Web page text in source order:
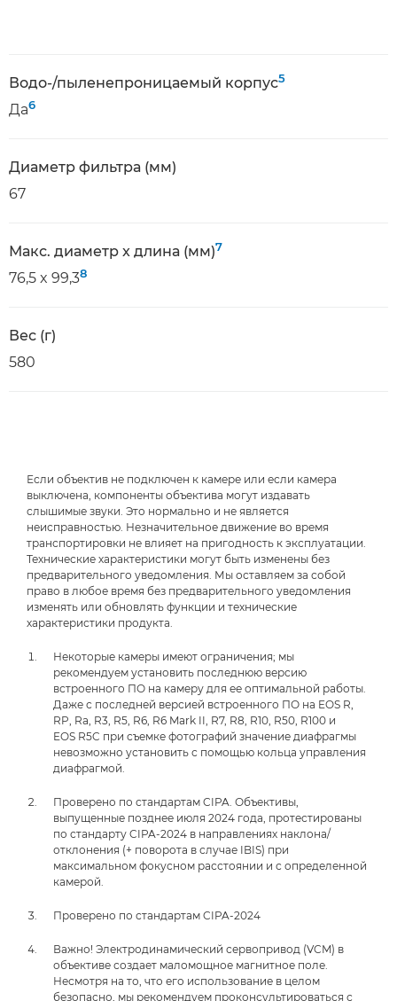
Водо-/пыленепроницаемый корпус5
Да6
Диаметр фильтра (мм)
67
Макс. диаметр x длина (мм)7
76,5 x 99,38
Вес (г)
580
Если объектив не подключен к камере или если камера
выключена, компоненты объектива могут издавать
слышимые звуки. Это нормально и не является
неисправностью. Незначительное движение во время
транспортировки не влияет на пригодность к эксплуатации.
Технические характеристики могут быть изменены без
предварительного уведомления. Мы оставляем за собой
право в любое время без предварительного уведомления
изменять или обновлять функции и технические
характеристики продукта.
Некоторые камеры имеют ограничения; мы
рекомендуем установить последнюю версию
встроенного ПО на камеру для ее оптимальной работы.
Даже с последней версией встроенного ПО на EOS R,
RP, Ra, R3, R5, R6, R6 Mark II, R7, R8, R10, R50, R100 и
EOS R5C при съемке фотографий значение диафрагмы
невозможно установить с помощью кольца управления
диафрагмой.
Проверено по стандартам CIPA. Объективы,
выпущенные позднее июля 2024 года, протестированы
по стандарту CIPA-2024 в направлениях наклона/
отклонения (+ поворота в случае IBIS) при
максимальном фокусном расстоянии и с определенной
камерой.
Проверено по стандартам CIPA-2024
Важно! Электродинамический сервопривод (VCM) в
объективе создает маломощное магнитное поле.
Несмотря на то, что его использование в целом
безопасно, мы рекомендуем проконсультироваться с